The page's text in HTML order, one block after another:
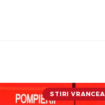
STIRI VRANCEA